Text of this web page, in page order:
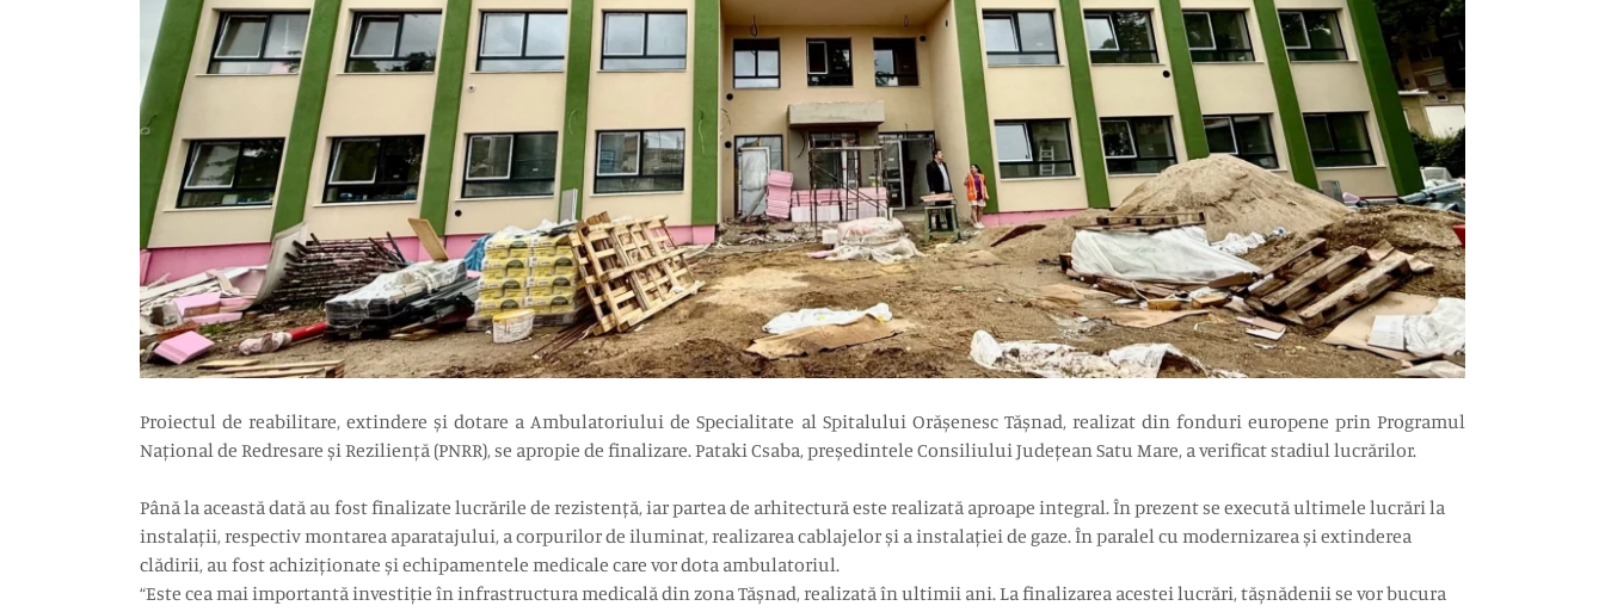
Proiectul de reabilitare, extindere și dotare a Ambulatoriului de Specialitate al Spitalului Orășenesc Tășnad, realizat din fonduri europene prin Programul
Național de Redresare și Reziliență (PNRR), se apropie de finalizare. Pataki Csaba, președintele Consiliului Județean Satu Mare, a verificat stadiul lucrărilor.
Până la această dată au fost finalizate lucrările de rezistență, iar partea de arhitectură este realizată aproape integral. În prezent se execută ultimele lucrări la
instalații, respectiv montarea aparatajului, a corpurilor de iluminat, realizarea cablajelor și a instalației de gaze. În paralel cu modernizarea și extinderea
clădirii, au fost achiziționate și echipamentele medicale care vor dota ambulatoriul.
“Este cea mai importantă investiție în infrastructura medicală din zona Tășnad, realizată în ultimii ani. La finalizarea acestei lucrări, tășnădenii se vor bucura